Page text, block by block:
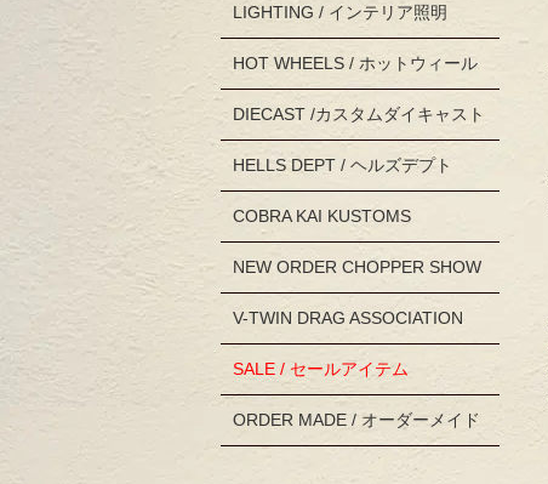
LIGHTING / インテリア照明
HOT WHEELS / ホットウィール
DIECAST /カスタムダイキャスト
HELLS DEPT / ヘルズデプト
COBRA KAI KUSTOMS
NEW ORDER CHOPPER SHOW
V-TWIN DRAG ASSOCIATION
SALE / セールアイテム
ORDER MADE / オーダーメイド